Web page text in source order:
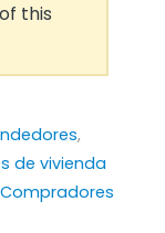
this
,
de vivienda
Compradores